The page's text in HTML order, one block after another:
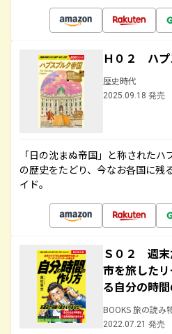
Ｈ０２ ハプ
歴史時代
2025.09.18 発売
「日の沈まぬ帝国」と称された
の歴史をたどり、今なお各国に残
イド。
Ｓ０２ 週末
市を旅した
る自分の時
BOOKS 旅の読み
2022.07.21 発売